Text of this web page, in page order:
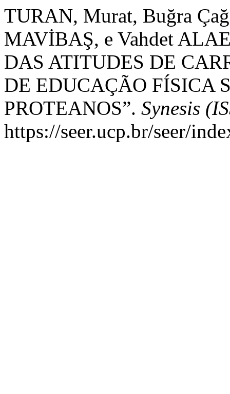
TURAN, Murat, Buğra
MAVİBAŞ, e Vahdet
DAS ATITUDES DE
DE EDUCAÇÃO FÍSICA
PROTEANOS”. Synesis
https://seer.ucp.br/seer/